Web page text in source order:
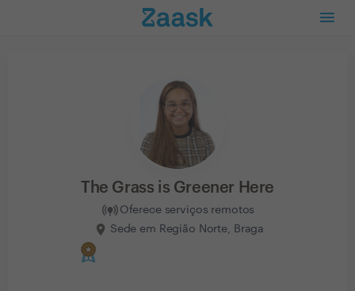
The Grass is Greener Here
Oferece serviços remotos
Sede em Região Norte, Braga